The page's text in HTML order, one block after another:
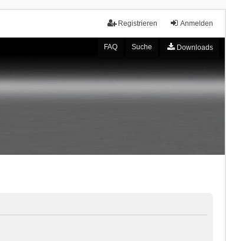
Anmelden
Registrieren
FAQ Suche Downloads